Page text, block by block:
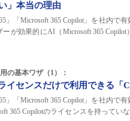
」本当の理由
」「Microsoft 365 Copilot」を社内で
が効果的にAI（Microsoft 365 Copilot
の基本ワザ（1）：
センスだけで利用できる「
」「Microsoft 365 Copilot」を社内で
365 Copilotのライセンスを持ってい